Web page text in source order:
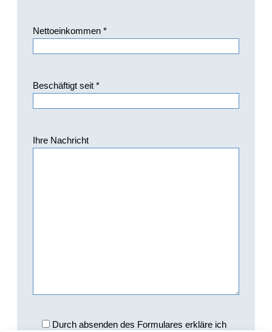
Nettoeinkommen *
Beschäftigt seit *
Ihre Nachricht
Durch absenden des Formulares erkläre ich